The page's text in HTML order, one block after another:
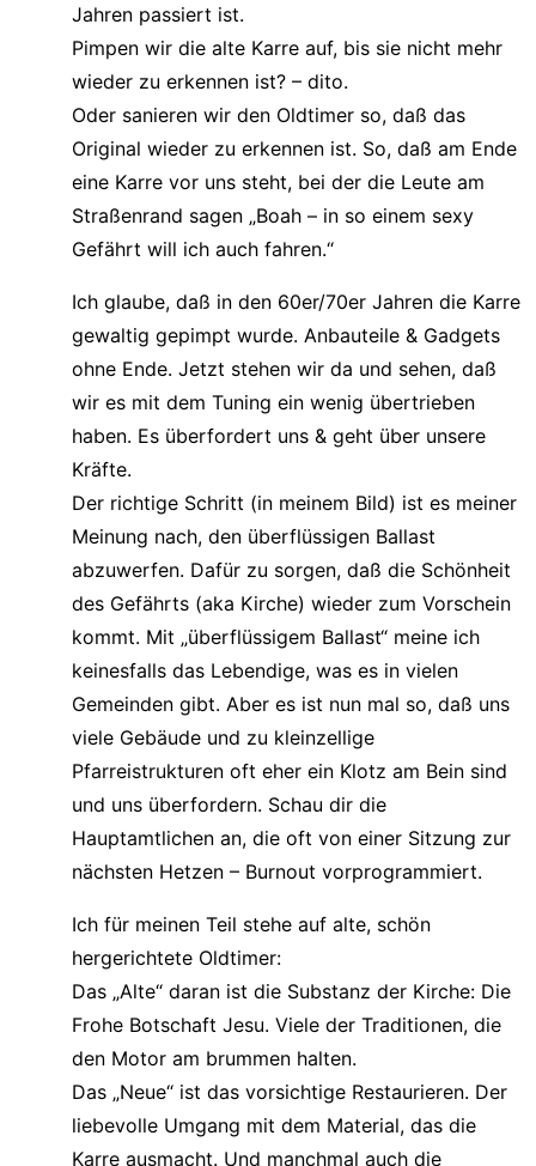
Jahren passiert ist.
Pimpen wir die alte Karre auf, bis sie nicht mehr
wieder zu erkennen ist? – dito.
Oder sanieren wir den Oldtimer so, daß das
Original wieder zu erkennen ist. So, daß am Ende
eine Karre vor uns steht, bei der die Leute am
Straßenrand sagen „Boah – in so einem sexy
Gefährt will ich auch fahren.“
Ich glaube, daß in den 60er/70er Jahren die Karre
gewaltig gepimpt wurde. Anbauteile & Gadgets
ohne Ende. Jetzt stehen wir da und sehen, daß
wir es mit dem Tuning ein wenig übertrieben
haben. Es überfordert uns & geht über unsere
Kräfte.
Der richtige Schritt (in meinem Bild) ist es meiner
Meinung nach, den überflüssigen Ballast
abzuwerfen. Dafür zu sorgen, daß die Schönheit
des Gefährts (aka Kirche) wieder zum Vorschein
kommt. Mit „überflüssigem Ballast“ meine ich
keinesfalls das Lebendige, was es in vielen
Gemeinden gibt. Aber es ist nun mal so, daß uns
viele Gebäude und zu kleinzellige
Pfarreistrukturen oft eher ein Klotz am Bein sind
und uns überfordern. Schau dir die
Hauptamtlichen an, die oft von einer Sitzung zur
nächsten Hetzen – Burnout vorprogrammiert.
Ich für meinen Teil stehe auf alte, schön
hergerichtete Oldtimer:
Das „Alte“ daran ist die Substanz der Kirche: Die
Frohe Botschaft Jesu. Viele der Traditionen, die
den Motor am brummen halten.
Das „Neue“ ist das vorsichtige Restaurieren. Der
liebevolle Umgang mit dem Material, das die
Karre ausmacht. Und manchmal auch die